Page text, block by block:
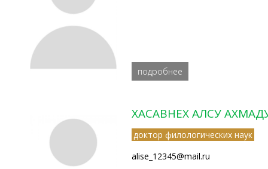
подробнее
ХАСАВНЕХ АЛСУ
доктор филологических наук
alise_12345@mail.ru